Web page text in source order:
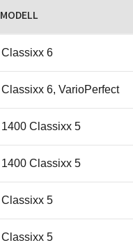
MODELL
Classixx 6
Classixx 6, VarioPerfect
1400 Classixx 5
1400 Classixx 5
Classixx 5
Classixx 5